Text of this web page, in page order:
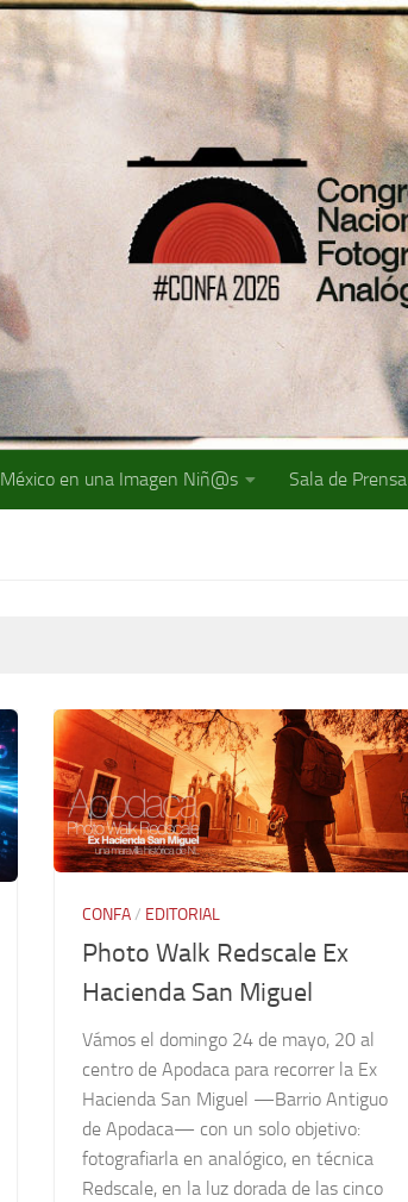
México en una Imagen Niñ@s Sala de Prensa
CONFA/ EDITORIAL
Photo Walk Redscale Ex
Hacienda San Miguel
Vámos el domingo 24 de mayo, 20 al
centro de Apodaca para recorrer la Ex
Hacienda San Miguel —Barrio Antiguo
de Apodaca— con un solo objetivo:
fotografiarla en analógico, en técnica
Redscale, en la luz dorada de las cinco